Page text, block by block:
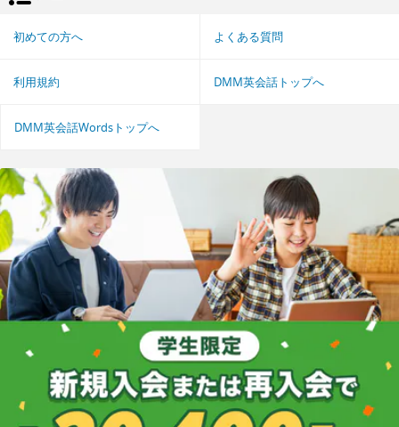
初めての方へ よくある質問
利用規約 DMM英会話トップへ
DMM英会話Wordsトップへ